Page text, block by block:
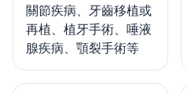
關節疾病、牙齒移植或
再植、植牙手術、唾液
腺疾病、顎裂手術等